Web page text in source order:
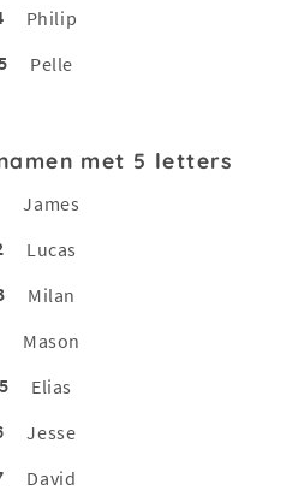
Philip
Pelle
met 5 letters
James
Lucas
Milan
Mason
5
Elias
Jesse
David